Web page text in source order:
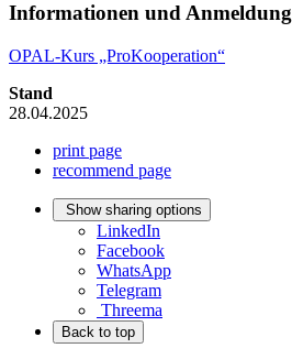
Informationen und Anmeldung
OPAL-Kurs „ProKooperation“
Stand
28.04.2025
print page
recommend page
Show sharing options
LinkedIn
Facebook
WhatsApp
Telegram
Threema
Back to top